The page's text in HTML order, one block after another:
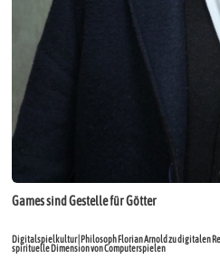
Games sind Gestelle für Götter
Digitalspielkultur | Philosoph Florian Arnold zu digitalen
spirituelle Dimension von Computerspielen